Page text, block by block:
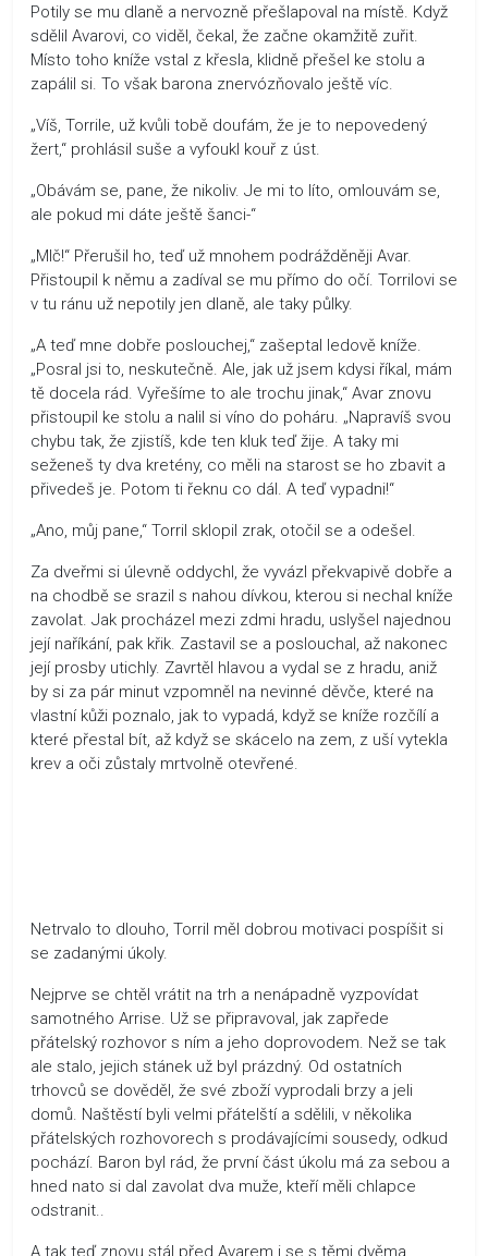
Potily se mu dlaně a nervozně přešlapoval na místě. Když
sdělil Avarovi, co viděl, čekal, že začne okamžitě zuřit.
Místo toho kníže vstal z křesla, klidně přešel ke stolu a
zapálil si. To však barona znervózňovalo ještě víc.
„Víš, Torrile, už kvůli tobě doufám, že je to nepovedený
žert,“ prohlásil suše a vyfoukl kouř z úst.
„Obávám se, pane, že nikoliv. Je mi to líto, omlouvám se,
ale pokud mi dáte ještě šanci-“
„Mlč!“ Přerušil ho, teď už mnohem podrážděněji Avar.
Přistoupil k němu a zadíval se mu přímo do očí. Torrilovi se
v tu ránu už nepotily jen dlaně, ale taky půlky.
„A teď mne dobře poslouchej,“ zašeptal ledově kníže.
„Posral jsi to, neskutečně. Ale, jak už jsem kdysi říkal, mám
tě docela rád. Vyřešíme to ale trochu jinak,“ Avar znovu
přistoupil ke stolu a nalil si víno do poháru. „Napravíš svou
chybu tak, že zjistíš, kde ten kluk teď žije. A taky mi
seženeš ty dva kretény, co měli na starost se ho zbavit a
přivedeš je. Potom ti řeknu co dál. A teď vypadni!“
„Ano, můj pane,“ Torril sklopil zrak, otočil se a odešel.
Za dveřmi si úlevně oddychl, že vyvázl překvapivě dobře a
na chodbě se srazil s nahou dívkou, kterou si nechal kníže
zavolat. Jak procházel mezi zdmi hradu, uslyšel najednou
její naříkání, pak křik. Zastavil se a poslouchal, až nakonec
její prosby utichly. Zavrtěl hlavou a vydal se z hradu, aniž
by si za pár minut vzpomněl na nevinné děvče, které na
vlastní kůži poznalo, jak to vypadá, když se kníže rozčílí a
které přestal bít, až když se skácelo na zem, z uší vytekla
krev a oči zůstaly mrtvolně otevřené.
Netrvalo to dlouho, Torril měl dobrou motivaci pospíšit si
se zadanými úkoly.
Nejprve se chtěl vrátit na trh a nenápadně vyzpovídat
samotného Arrise. Už se připravoval, jak zapřede
přátelský rozhovor s ním a jeho doprovodem. Než se tak
ale stalo, jejich stánek už byl prázdný. Od ostatních
trhovců se dověděl, že své zboží vyprodali brzy a jeli
domů. Naštěstí byli velmi přátelští a sdělili, v několika
přátelských rozhovorech s prodávajícími sousedy, odkud
pochází. Baron byl rád, že první část úkolu má za sebou a
hned nato si dal zavolat dva muže, kteří měli chlapce
odstranit..
A tak teď znovu stál před Avarem i se s těmi dvěma